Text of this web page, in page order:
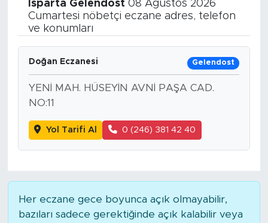
İsparta Gelendost08 Ağustos 2026
Cumartesi nöbetçi eczane adres, telefon
ve konumları
Doğan Eczanesi Gelendost
YENİ MAH. HÜSEYİN AVNİ PAŞA CAD.
NO:11
Yol Tarifi Al 0 (246) 381 42 40
Her eczane gece boyunca açık olmayabilir,
bazıları sadece gerektiğinde açık kalabilir veya
Sanat
Bölge
Teknoloji
Magazin
Dünya